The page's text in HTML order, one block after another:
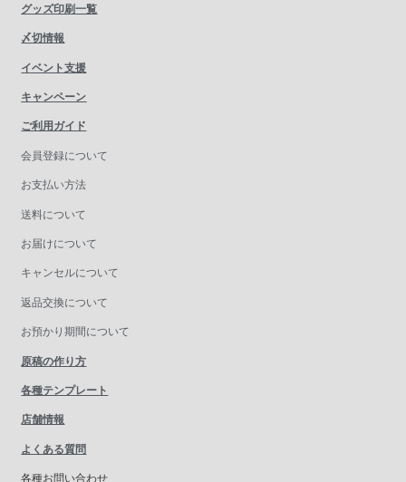
グッズ印刷一覧
〆切情報
イベント支援
キャンペーン
ご利用ガイド
会員登録について
お支払い方法
送料について
お届けについて
キャンセルについて
返品交換について
お預かり期間について
原稿の作り方
各種テンプレート
店舗情報
よくある質問
各種お問い合わせ